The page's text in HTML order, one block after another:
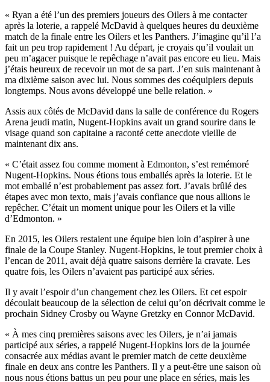
« Ryan a été l’un des premiers joueurs des Oilers à me contacter
après la loterie, a rappelé McDavid à quelques heures du deuxième
match de la finale entre les Oilers et les Panthers. J’imagine qu’il l’a
fait un peu trop rapidement ! Au départ, je croyais qu’il voulait un
peu m’agacer puisque le repêchage n’avait pas encore eu lieu. Mais
j’étais heureux de recevoir un mot de sa part. J’en suis maintenant à
ma dixième saison avec lui. Nous sommes des coéquipiers depuis
longtemps. Nous avons développé une belle relation. »
Assis aux côtés de McDavid dans la salle de conférence du Rogers
Arena jeudi matin, Nugent-Hopkins avait un grand sourire dans le
visage quand son capitaine a raconté cette anecdote vieille de
maintenant dix ans.
« C’était assez fou comme moment à Edmonton, s’est remémoré
Nugent-Hopkins. Nous étions tous emballés après la loterie. Et le
mot emballé n’est probablement pas assez fort. J’avais brûlé des
étapes avec mon texto, mais j’avais confiance que nous allions le
repêcher. C’était un moment unique pour les Oilers et la ville
d’Edmonton. »
En 2015, les Oilers restaient une équipe bien loin d’aspirer à une
finale de la Coupe Stanley. Nugent-Hopkins, le tout premier choix à
l’encan de 2011, avait déjà quatre saisons derrière la cravate. Les
quatre fois, les Oilers n’avaient pas participé aux séries.
Il y avait l’espoir d’un changement chez les Oilers. Et cet espoir
découlait beaucoup de la sélection de celui qu’on décrivait comme le
prochain Sidney Crosby ou Wayne Gretzky en Connor McDavid.
« À mes cinq premières saisons avec les Oilers, je n’ai jamais
participé aux séries, a rappelé Nugent-Hopkins lors de la journée
consacrée aux médias avant le premier match de cette deuxième
finale en deux ans contre les Panthers. Il y a peut-être une saison où
nous nous étions battus un peu pour une place en séries, mais les